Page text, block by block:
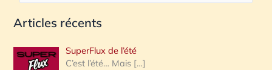
c
e
Articles récents
SuperFlux de l’été
C’est l’été… Mais […]